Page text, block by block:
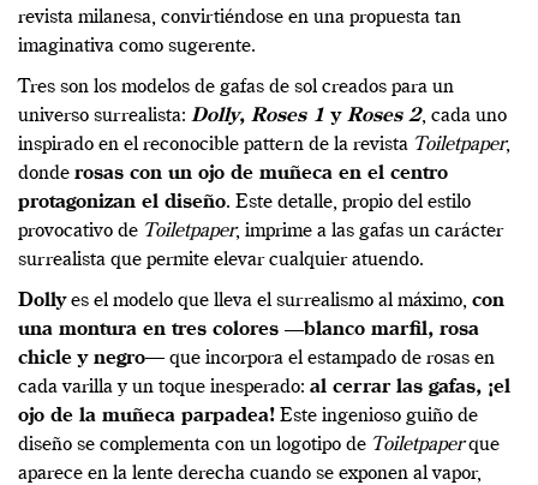
revista milanesa, convirtiéndose en una propuesta tan
imaginativa como sugerente.
Tres son los modelos de gafas de sol creados para un
universo surrealista: Dolly, Roses 1 y Roses 2, cada uno
inspirado en el reconocible pattern de la revista Toiletpaper,
donde rosas con un ojo de muñeca en el centro
protagonizan el diseño. Este detalle, propio del estilo
provocativo de Toiletpaper, imprime a las gafas un carácter
surrealista que permite elevar cualquier atuendo.
Dollyes el modelo que lleva el surrealismo al máximo, con
una montura en tres colores —blanco marfil, rosa
chicle y negro— que incorpora el estampado de rosas en
cada varilla y un toque inesperado: al cerrar las gafas, ¡el
ojo de la muñeca parpadea! Este ingenioso guiño de
diseño se complementa con un logotipo de Toiletpaperque
aparece en la lente derecha cuando se exponen al vapor,